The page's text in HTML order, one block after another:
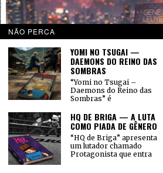
NÃO PERCA
YOMI NO TSUGAI —
DAEMONS DO REINO DAS
SOMBRAS
“Yomi no Tsugai –
Daemons do Reino das
Sombras” é
HQ DE BRIGA — A LUTA
COMO PIADA DE GÊNERO
“HQ de Briga” apresenta
um lutador chamado
Protagonista que entra